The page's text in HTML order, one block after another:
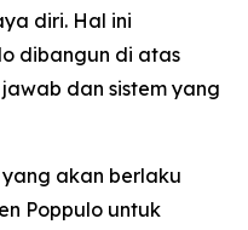
diri. Hal ini
dibangun di atas
dan sistem yang
akan berlaku
Poppulo untuk